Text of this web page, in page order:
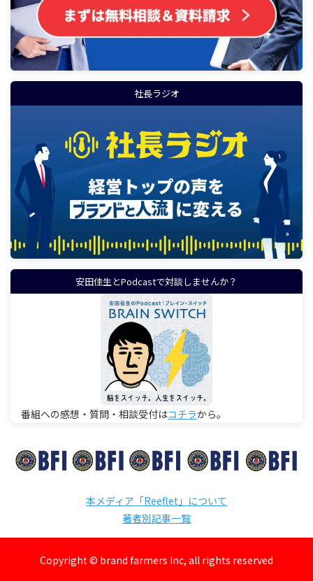
社長ラジオ
安田佳生とPodcastで対談しませんか？
番組への感想・質問・相談受付はコチラから。
本メディア「Reeflet」について
著者別記事一覧
Copyright © brand farmers Inc, all rights reserved